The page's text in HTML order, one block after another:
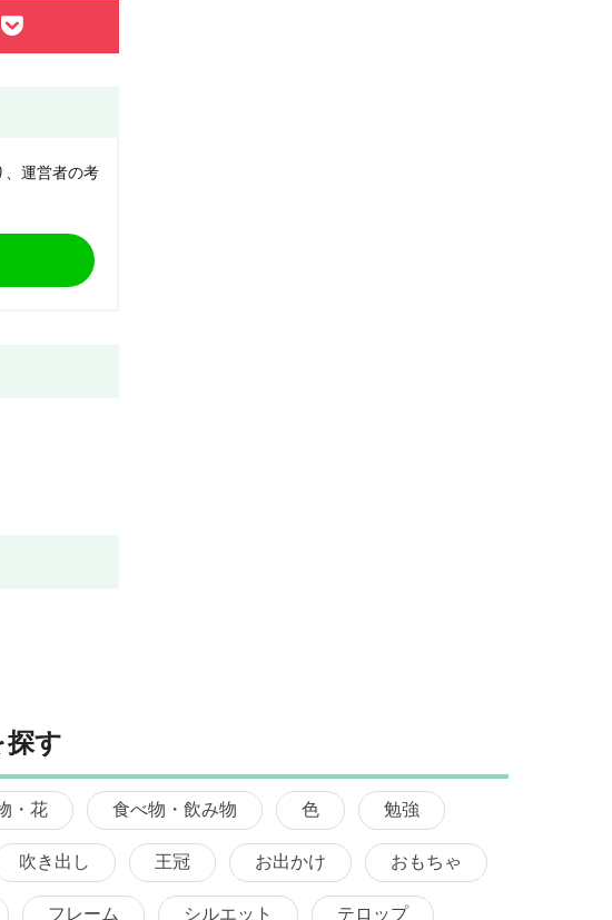
、運営者の考
す
・花 食べ物・飲み物 色 勉強
吹き出し 王冠 お出かけ おもちゃ
フレーム シルエット テロップ